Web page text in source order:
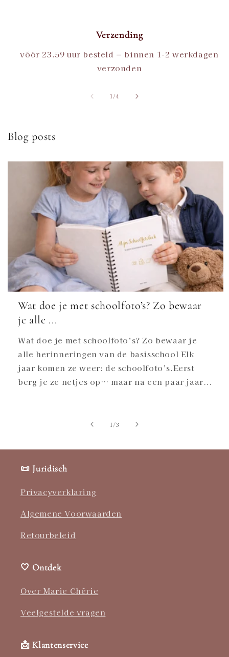
Verzending
vóór 23.59 uur besteld = binnen 1-2 werkdagen
verzonden
1 /van
4
Blog posts
Wat doe je met schoolfoto’s? Zo bewaar
je alle ...
Wat doe je met schoolfoto’s? Zo bewaar je
alle herinneringen van de basisschool Elk
jaar komen ze weer: de schoolfoto’s.Eerst
berg je ze netjes op… maar na een paar jaar...
1 /van
3
📜 Juridisch
Privacyverklaring
Algemene Voorwaarden
Retourbeleid
🤍 Ontdek
Over Marie Chérie
Veelgestelde vragen
📩 Klantenservice